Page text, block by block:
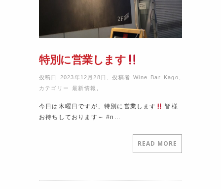
特別に営業します
投稿日 2023年12月28日 ,投稿者Wine Bar Kago ,
カテゴリー最新情報 ,
今日は木曜日ですが、特別に営業します
皆様
お待ちしております～ #n…
READ MORE